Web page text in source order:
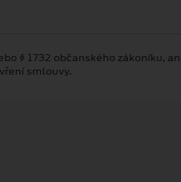
§ 1732 občanského zákoníku,
smlouvy.